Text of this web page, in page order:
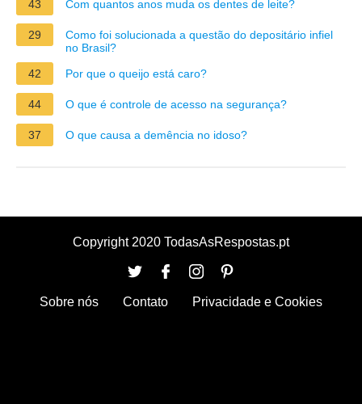
43
Com quantos anos muda os dentes de leite?
29
Como foi solucionada a questão do depositário infiel
no Brasil?
42
Por que o queijo está caro?
44 O que é controle de acesso na segurança?
37 O que causa a demência no idoso?
Copyright 2020 TodasAsRespostas.pt
Sobre nós Contato Privacidade e Cookies